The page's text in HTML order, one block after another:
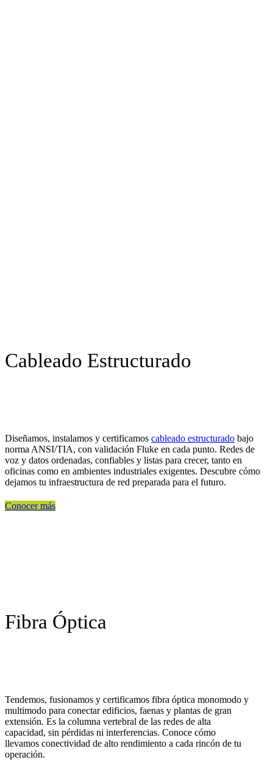
Cableado Estructurado
Diseñamos, instalamos y certificamos cableado estructurado bajo
norma ANSI/TIA, con validación Fluke en cada punto. Redes de
voz y datos ordenadas, confiables y listas para crecer, tanto en
oficinas como en ambientes industriales exigentes. Descubre cómo
dejamos tu infraestructura de red preparada para el futuro.
Conocer más
Fibra Óptica
Tendemos, fusionamos y certificamos fibra óptica monomodo y
multimodo para conectar edificios, faenas y plantas de gran
extensión. Es la columna vertebral de las redes de alta
capacidad, sin pérdidas ni interferencias. Conoce cómo
llevamos conectividad de alto rendimiento a cada rincón de tu
operación.